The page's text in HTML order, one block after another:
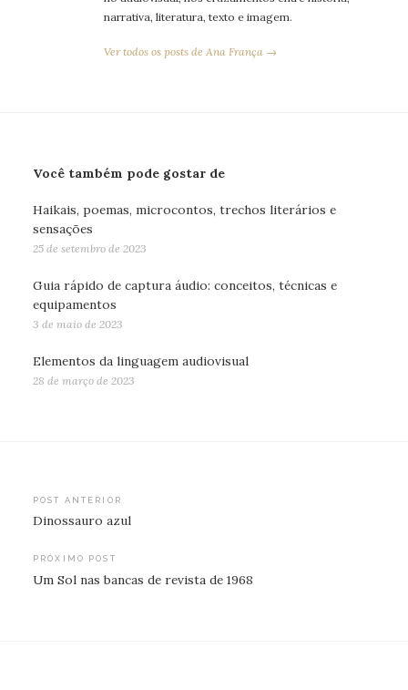
narrativa, literatura, texto e imagem.
Ver todos os posts de Ana França →
Você também pode gostar de
Haikais, poemas, microcontos, trechos literários e
sensações
25 de setembro de 2023
Guia rápido de captura áudio: conceitos, técnicas e
equipamentos
3 de maio de 2023
Elementos da linguagem audiovisual
28 de março de 2023
Navegação
de
Post
POST ANTERIOR
Dinossauro azul
PRÓXIMO POST
Um Sol nas bancas de revista de 1968